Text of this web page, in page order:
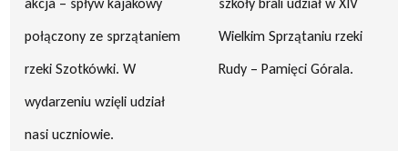
połączony ze sprzątaniem
rzeki Szotkówki. W
wydarzeniu wzięli udział
nasi uczniowie.
Wielkim Sprzątaniu rzeki
Rudy – Pamięci Górala.